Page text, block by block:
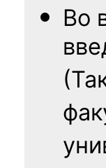
Во